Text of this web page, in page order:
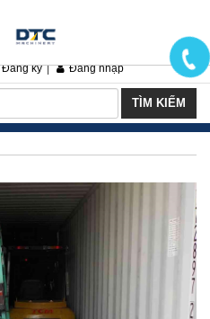
Đăng ký | Đăng nhập
TÌM KIẾM